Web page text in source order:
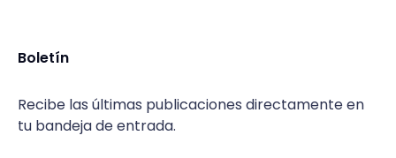
Boletín
Recibe las últimas publicaciones directamente en
tu bandeja de entrada.